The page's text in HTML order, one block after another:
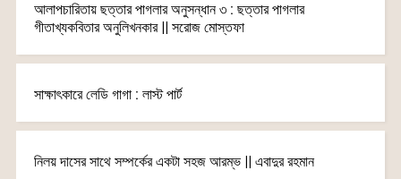
আলাপচারিতায় ছত্তার পাগলার অনুসন্ধান ৩ : ছত্তার পাগলার
গীতাখ্যকবিতার অনুলিখনকার || সরোজ মোস্তফা
সাক্ষাৎকারে লেডি গাগা : লাস্ট পার্ট
নিলয় দাসের সাথে সম্পর্কের একটা সহজ আরম্ভ || এবাদুর রহমান